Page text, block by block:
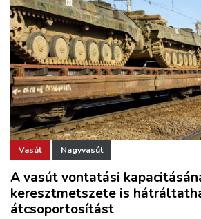
Vasút Nagyvasút
A vasút vontatási
keresztmetszete is
átcsoportosítást